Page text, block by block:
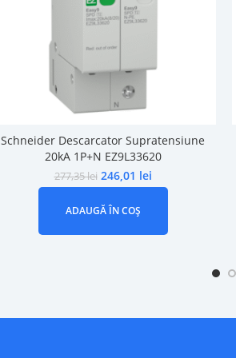
Schneider Descarcator Supratensiune
20kA 1P+N EZ9L33620
277,35lei 246,01 lei
ADAUGĂ ÎN COȘ